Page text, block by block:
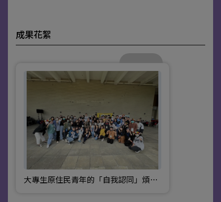
成果花絮
大專生原住民青年的「自我認同」煩惱？我是誰，誰說的算？